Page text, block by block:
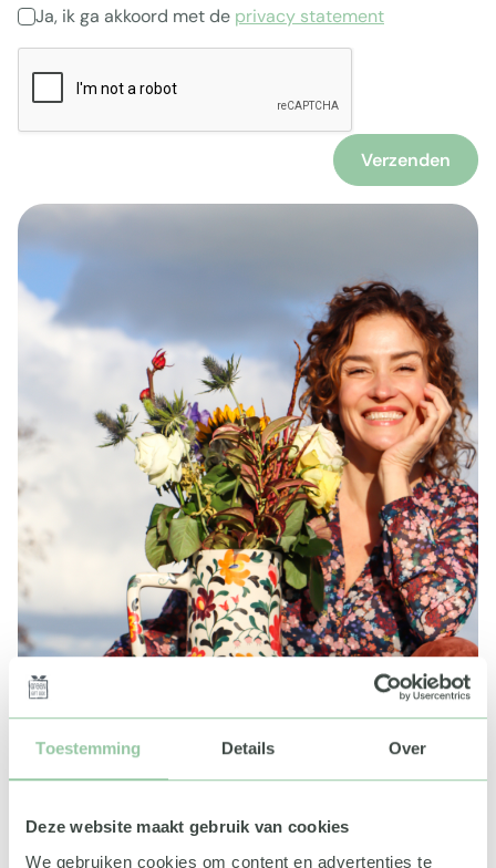
Toestemming Details Over
Deze website maakt gebruik van cookies
We gebruiken cookies om content en advertenties te
Ja, ik ga akkoord met de privacy statement
Verzenden